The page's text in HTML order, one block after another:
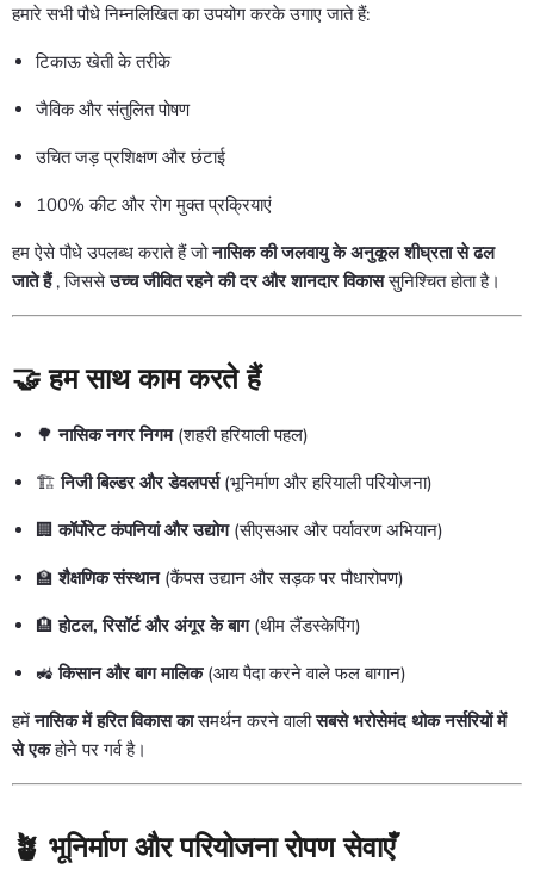
हमारे सभी पौधे निम्नलिखित का उपयोग करके उगाए जाते हैं:
टिकाऊ खेती के तरीके
जैविक और संतुलित पोषण
उचित जड़ प्रशिक्षण और छंटाई
100% कीट और रोग मुक्त प्रक्रियाएं
हम ऐसे पौधे उपलब्ध कराते हैं जोनासिक की जलवायु के अनुकूल शीघ्रता से ढल
जाते हैं, जिससेउच्च जीवित रहने की दर और शानदार विकाससुनिश्चित होता है।
🤝 हम साथ काम करते हैं
🌳नासिक नगर निगम(शहरी हरियाली पहल)
🏗️निजी बिल्डर और डेवलपर्स(भूनिर्माण और हरियाली परियोजना)
🏢कॉर्पोरेट कंपनियां और उद्योग(सीएसआर और पर्यावरण अभियान)
🏫शैक्षणिक संस्थान(कैंपस उद्यान और सड़क पर पौधारोपण)
🏨होटल, रिसॉर्ट और अंगूर के बाग(थीम लैंडस्केपिंग)
🚜किसान और बाग मालिक(आय पैदा करने वाले फल बागान)
हमेंनासिक में हरित विकास कासमर्थन करने वालीसबसे भरोसेमंद थोक नर्सरियों में
से एकहोने पर गर्व है।
🪴 भूनिर्माण और परियोजना रोपण सेवाएँ